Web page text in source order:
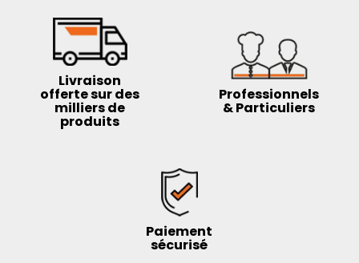
Livraison
offerte sur des
milliers de
produits
Professionnels
& Particuliers
Paiement
sécurisé